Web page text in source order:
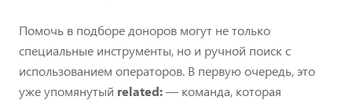
Помочь в подборе доноров могут не только
специальные инструменты, но и ручной поиск с
использованием операторов. В первую очередь, это
уже упомянутый related:— команда, которая